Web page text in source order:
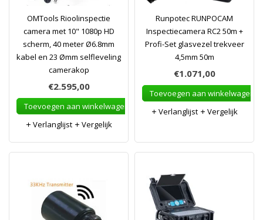
OMTools Rioolinspectie
camera met 10" 1080p HD
scherm, 40 meter Ø6.8mm
kabel en 23 Ømm selfleveling
camerakop
€2.595,00
Toevoegen aan winkelwagen
Verlanglijst
Vergelijk
Runpotec RUNPOCAM
Inspectiecamera RC2 50m +
Profi-Set glasvezel trekveer
4,5mm 50m
€1.071,00
Toevoegen aan winkelwagen
Verlanglijst
Vergelijk